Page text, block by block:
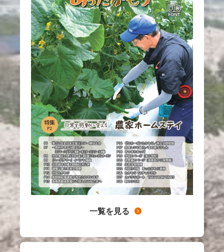
一覧を見る